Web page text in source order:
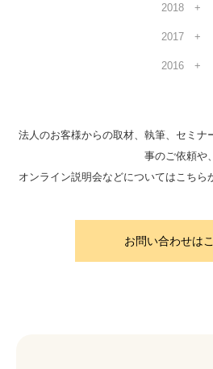
2018
2017
2016
法人のお客様からの取材、執筆、セミナ
事のご依頼や、
オンライン説明会などについてはこちら
お問い合わせは